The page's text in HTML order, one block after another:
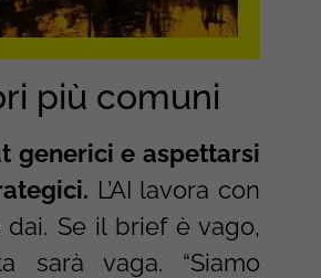
più comuni
generici e aspettarsi
L’AI lavora con
Se il brief è vago,
sarà vaga. “Siamo